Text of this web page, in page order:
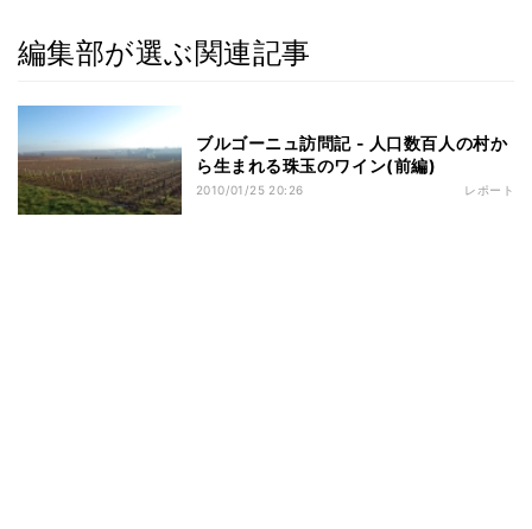
編集部が選ぶ関連記事
ブルゴーニュ訪問記 - 人口数百人の村か
ら生まれる珠玉のワイン(前編)
2010/01/25 20:26 レポート